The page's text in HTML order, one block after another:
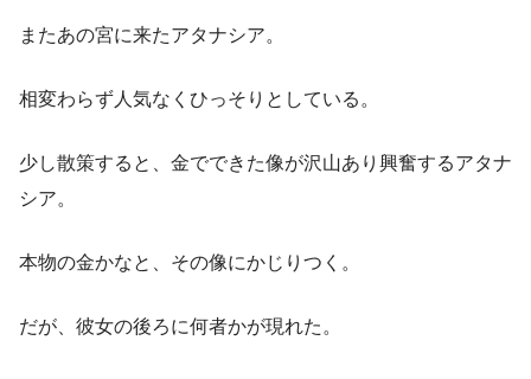
またあの宮に来たアタナシア。
相変わらず人気なくひっそりとしている。
少し散策すると、金でできた像が沢山あり興奮するアタナ
シア。
本物の金かなと、その像にかじりつく。
だが、彼女の後ろに何者かが現れた。